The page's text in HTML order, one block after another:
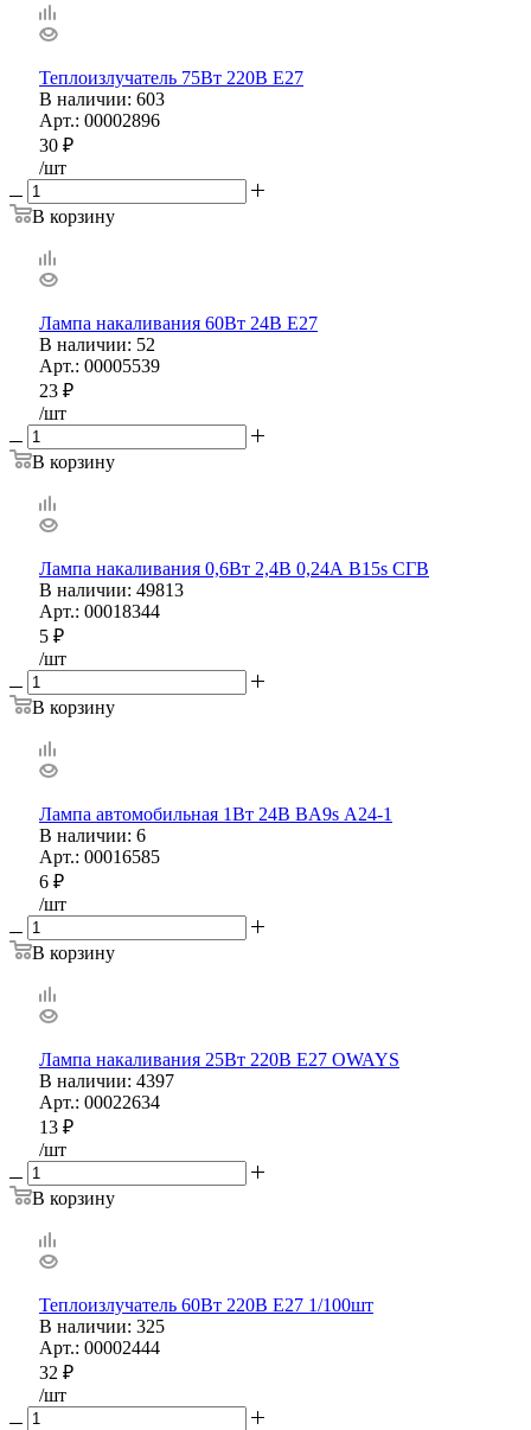
Теплоизлучатель 75Вт 220В Е27
В наличии: 603
Арт.: 00002896
30 ₽
/шт
В корзину
Лампа накаливания 60Вт 24В Е27
В наличии: 52
Арт.: 00005539
23 ₽
/шт
В корзину
Лампа накаливания 0,6Вт 2,4В 0,24А В15s СГВ
В наличии: 49813
Арт.: 00018344
5 ₽
/шт
В корзину
Лампа автомобильная 1Вт 24В BA9s А24-1
В наличии: 6
Арт.: 00016585
6 ₽
/шт
В корзину
Лампа накаливания 25Вт 220В Е27 OWAYS
В наличии: 4397
Арт.: 00022634
13 ₽
/шт
В корзину
Теплоизлучатель 60Вт 220В Е27 1/100шт
В наличии: 325
Арт.: 00002444
32 ₽
/шт